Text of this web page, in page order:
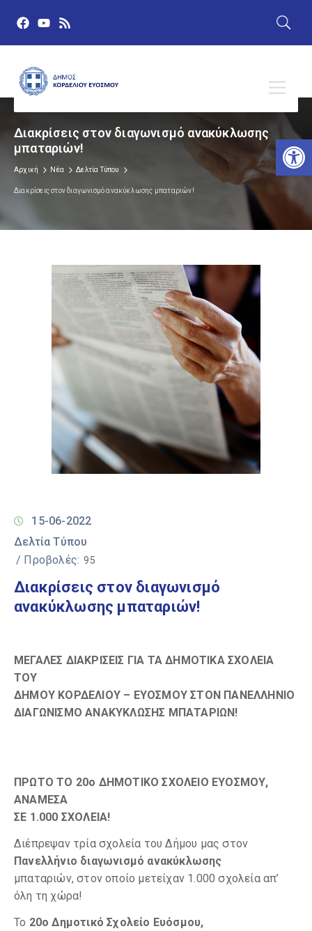
Διακρίσεις στον διαγωνισμό ανακύκλωσης
μπαταριών!
Αρχική Νέα Δελτία Τύπου
Διακρίσεις στον διαγωνισμό ανακύκλωσης μπαταριών!
15-06-2022
Δελτία Τύπου
/ Προβολές: 95
Διακρίσεις στον διαγωνισμό
ανακύκλωσης μπαταριών!
ΜΕΓΑΛΕΣ ΔΙΑΚΡΙΣΕΙΣ ΓΙΑ ΤΑ ΔΗΜΟΤΙΚΑ ΣΧΟΛΕΙΑ
ΤΟΥ
ΔΗΜΟΥ ΚΟΡΔΕΛΙΟΥ – ΕΥΟΣΜΟΥ ΣΤΟΝ ΠΑΝΕΛΛΗΝΙΟ
ΔΙΑΓΩΝΙΣΜΟ ΑΝΑΚΥΚΛΩΣΗΣ ΜΠΑΤΑΡΙΩΝ!
ΠΡΩΤΟ ΤΟ 20ο ΔΗΜΟΤΙΚΟ ΣΧΟΛΕΙΟ ΕΥΟΣΜΟΥ,
ΑΝΑΜΕΣΑ
ΣΕ 1.000 ΣΧΟΛΕΙΑ!
Διέπρεψαν τρία σχολεία του Δήμου μας στον
Πανελλήνιο διαγωνισμό ανακύκλωσης
μπαταριών, στον οποίο μετείχαν 1.000 σχολεία απ’
όλη τη χώρα!
Το 20ο Δημοτικό Σχολείο Ευόσμου,